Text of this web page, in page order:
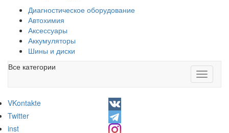
Диагностическое оборудование
Автохимия
Аксессуары
Аккумуляторы
Шины и диски
Toggle
Все категории
VKontakte
Twitter
inst